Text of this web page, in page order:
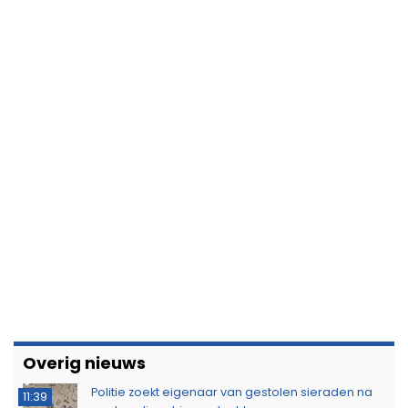
Overig nieuws
11:39
Politie zoekt eigenaar van gestolen sieraden na